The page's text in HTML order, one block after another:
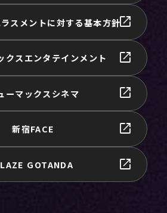
スメントに対する基本方針
クスエンタテインメント
ーマックスシネマ
新宿FACE
GOTANDA